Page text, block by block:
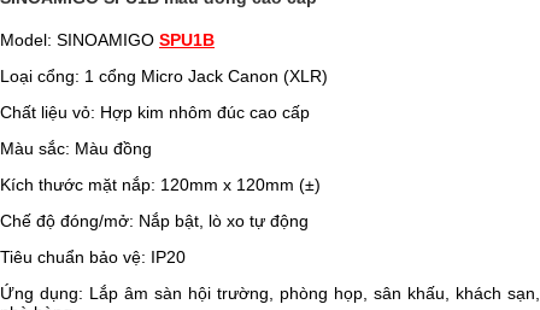
Model: SINOAMIGO SPU1B
Loại cổng: 1 cổng Micro Jack Canon (XLR)
Chất liệu vỏ: Hợp kim nhôm đúc cao cấp
Màu sắc: Màu đồng
Kích thước mặt nắp: 120mm x 120mm (±)
Chế độ đóng/mở: Nắp bật, lò xo tự động
Tiêu chuẩn bảo vệ: IP20
Ứng dụng: Lắp âm sàn hội trường, phòng họp, sân khấu, khách sạn,